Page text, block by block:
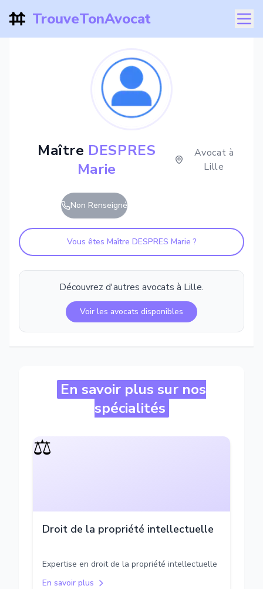
TrouveTonAvocat
Maître DESPRES
Marie
Avocat à
Lille
Non Renseigné
Vous êtes Maître DESPRES Marie ?
Découvrez d'autres avocats à Lille.
Voir les avocats disponibles
En savoir plus sur nos
spécialités
⚖️
Droit de la propriété intellectuelle
Expertise en droit de la propriété intellectuelle
En savoir plus